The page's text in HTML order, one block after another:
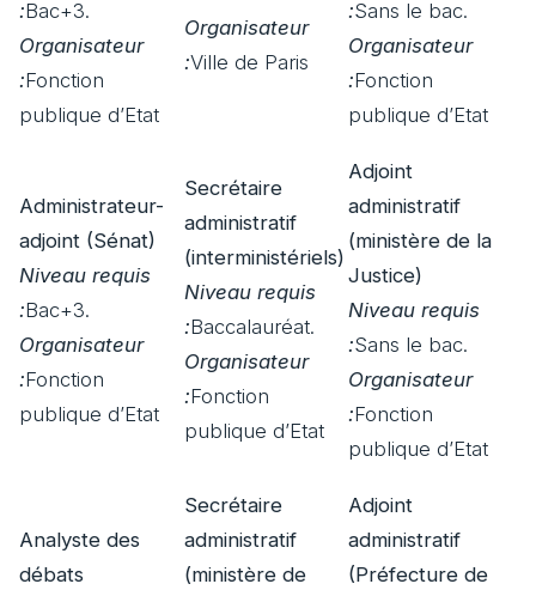
:Bac+3.
Organisateur
:Fonction
publique d’Etat
Organisateur
:Ville de Paris
:Sans le bac.
Organisateur
:Fonction
publique d’Etat
Administrateur-
adjoint (Sénat)
Niveau requis
:Bac+3.
Organisateur
:Fonction
publique d’Etat
Secrétaire
administratif
(interministériels)
Niveau requis
:Baccalauréat.
Organisateur
:Fonction
publique d’Etat
Adjoint
administratif
(ministère de la
Justice)
Niveau requis
:Sans le bac.
Organisateur
:Fonction
publique d’Etat
Analyste des
débats
Secrétaire
administratif
(ministère de
Adjoint
administratif
(Préfecture de